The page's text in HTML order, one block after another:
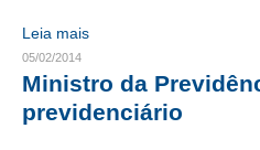
HISTÓRICO E ATUAÇÃO
COMPOSIÇÃO
CONSELHOS ASSESSORES
Leia mais
05/02/2014
Ministro da
previdenciário